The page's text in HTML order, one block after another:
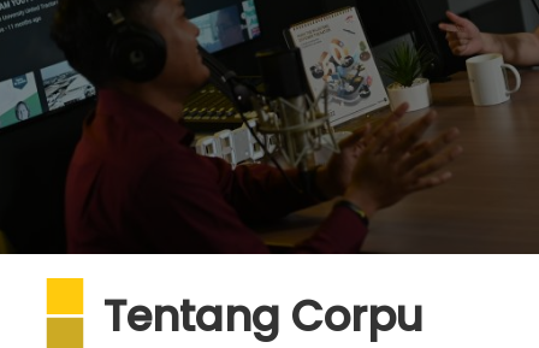
Tentang Corpu